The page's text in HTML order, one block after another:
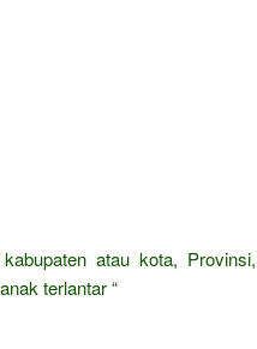
atau kota, Provinsi,
terlantar “